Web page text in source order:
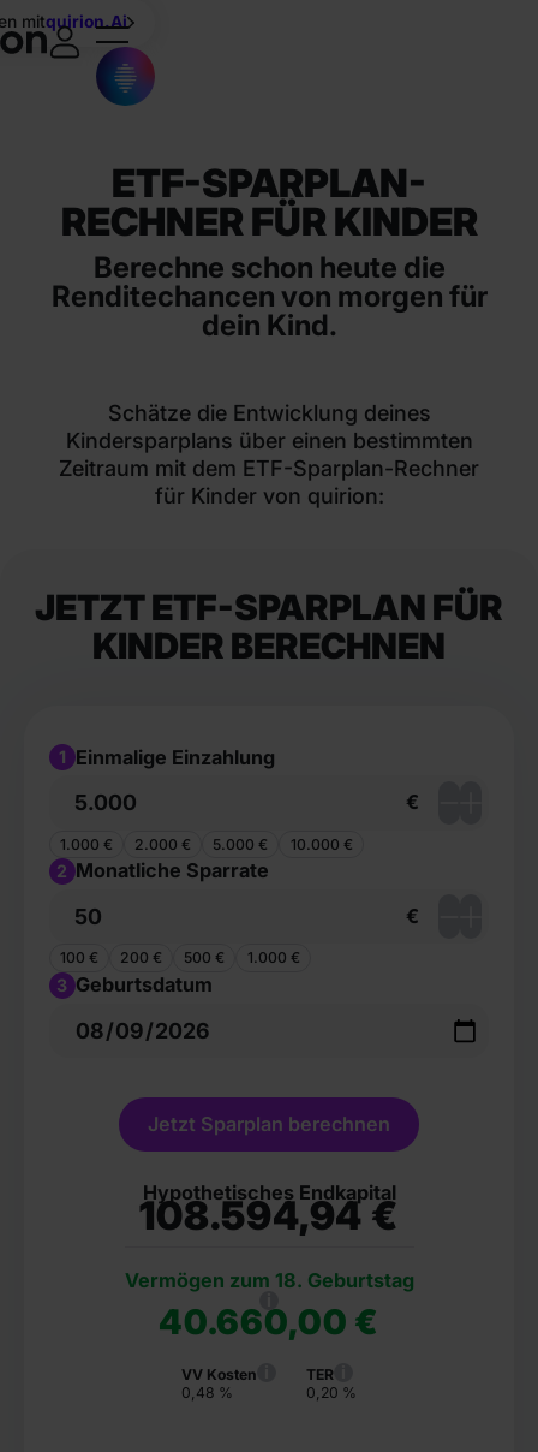
mitquirion.Ai
ETF-SPARPLAN-
RECHNER FÜR KINDER
Berechne schon heute die
Renditechancen von morgen für
dein Kind.
Schätze die Entwicklung deines
Kindersparplans über einen bestimmten
Zeitraum mit dem ETF-Sparplan-Rechner
für Kinder von quirion:
JETZT ETF-SPARPLAN FÜR
KINDER BERECHNEN
1 Einmalige Einzahlung
€
1.000 € 2.000 € 5.000 € 10.000 €
2 Monatliche Sparrate
€
100 € 200 € 500 € 1.000 €
3 Geburtsdatum
Jetzt Sparplan berechnen
Hypothetisches Endkapital
108.594,94 €
Vermögen zum 18. Geburtstag
40.660,00 €
VV Kosten
0,48 %
TER
0,20 %